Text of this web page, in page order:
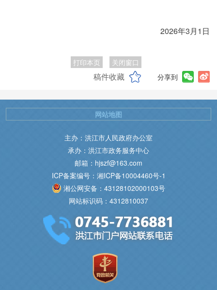
2026年3月1日
打印本页 关闭窗口
稿件收藏 分享到
主办：洪江市人民政府办公室
承办：洪江市政务服务中心
邮箱：hjszf@163.com
ICP备案编号：湘ICP备10004460号-1
湘公网安备：43128102000103号
网站标识码：4312810037
网站地图